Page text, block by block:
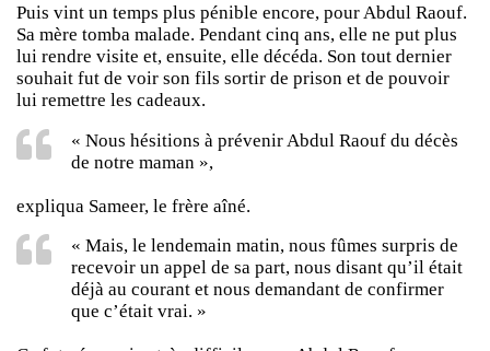
Puis vint un temps plus pénible encore, pour Abdul Raouf.
Sa mère tomba malade. Pendant cinq ans, elle ne put plus
lui rendre visite et, ensuite, elle décéda. Son tout dernier
souhait fut de voir son fils sortir de prison et de pouvoir
lui remettre les cadeaux.
« Nous hésitions à prévenir Abdul Raouf du décès
de notre maman »,
expliqua Sameer, le frère aîné.
« Mais, le lendemain matin, nous fûmes surpris de
recevoir un appel de sa part, nous disant qu’il était
déjà au courant et nous demandant de confirmer
que c’était vrai. »